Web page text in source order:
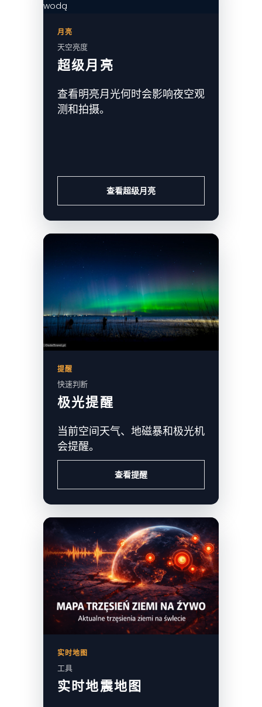
月亮
天空亮度
超级月亮
查看明亮月光何时会影响夜空观
测和拍摄。
查看超级月亮
提醒
快速判断
极光提醒
当前空间天气、地磁暴和极光机
会提醒。
查看提醒
实时地图
工具
实时地震地图